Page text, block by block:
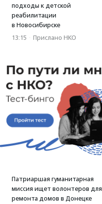
подходы к детской
реабилитации
в Новосибирске
13:15 · Прислано НКО
Патриаршая гуманитарная
миссия ищет волонтеров для
ремонта домов в Донецке